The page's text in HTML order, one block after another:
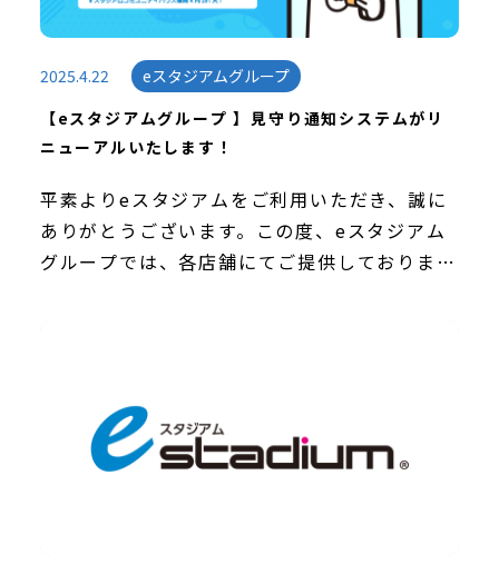
2025.4.22
eスタジアムグループ
【eスタジアムグループ 】見守り通知システムがリ
ニューアルいたします！
平素よりeスタジアムをご利用いただき、誠に
ありがとうございます。この度、eスタジアム
グループでは、各店舗にてご提供しておりまし